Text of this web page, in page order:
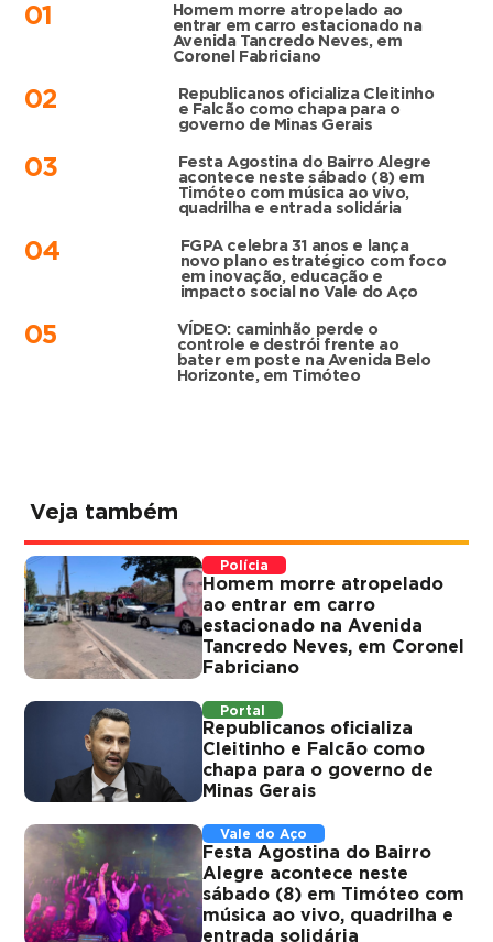
01
Homem morre atropelado ao
entrar em carro estacionado na
Avenida Tancredo Neves, em
Coronel Fabriciano
02
Republicanos oficializa Cleitinho
e Falcão como chapa para o
governo de Minas Gerais
03
Festa Agostina do Bairro Alegre
acontece neste sábado (8) em
Timóteo com música ao vivo,
quadrilha e entrada solidária
04
FGPA celebra 31 anos e lança
novo plano estratégico com foco
em inovação, educação e
impacto social no Vale do Aço
05
VÍDEO: caminhão perde o
controle e destrói frente ao
bater em poste na Avenida Belo
Horizonte, em Timóteo
Veja também
Polícia
Homem morre atropelado
ao entrar em carro
estacionado na Avenida
Tancredo Neves, em Coronel
Fabriciano
Portal
Republicanos oficializa
Cleitinho e Falcão como
chapa para o governo de
Minas Gerais
Vale do Aço
Festa Agostina do Bairro
Alegre acontece neste
sábado (8) em Timóteo com
música ao vivo, quadrilha e
entrada solidária